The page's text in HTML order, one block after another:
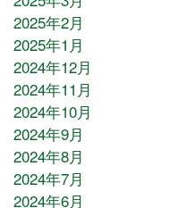
2025年2月
2025年1月
2024年12月
2024年11月
2024年10月
2024年9月
2024年8月
2024年7月
2024年6月